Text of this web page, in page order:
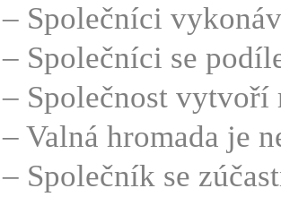
– Společníci
– Společníci se
– Společnost vytvoří
– Valná hromada je
– Společník se